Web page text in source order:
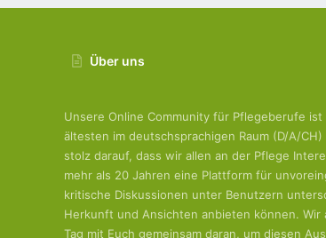
Über uns
Unsere Online Community für Pflegeberufe
ältesten im deutschsprachigen Raum (D/A/
stolz darauf, dass wir allen an der Pflege
mehr als 20 Jahren eine Plattform für
kritische Diskussionen unter Benutzern
Herkunft und Ansichten anbieten können. Wir
Tag mit Euch gemeinsam daran, um diesen